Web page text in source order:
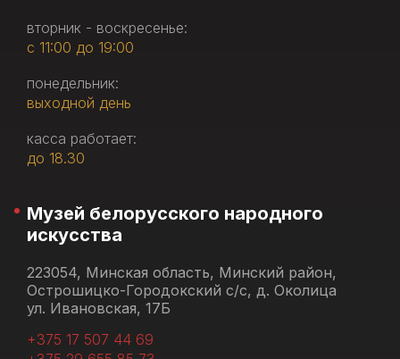
вторник - воскресенье:
с 11:00 до 19:00
понедельник:
выходной день
касса работает:
до 18.30
Музей белорусского народного
искусства
223054, Минская область, Минский район,
Острошицко-Городокский с/с, д. Околица
ул. Ивановская, 17Б
+375 17 507 44 69